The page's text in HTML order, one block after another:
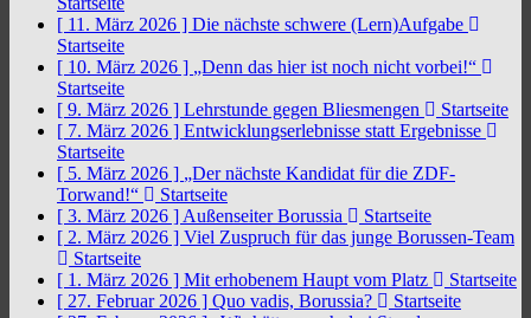
[ 11. März 2026 ] Die nächste schwere (Lern)Aufgabe
Startseite
[ 10. März 2026 ] „Denn das hier ist noch nicht vorbei!“
Startseite
[ 9. März 2026 ] Lehrstunde gegen Bliesmengen
Startseite
[ 7. März 2026 ] Entwicklungserlebnisse statt Ergebnisse
Startseite
[ 5. März 2026 ] „Der nächste Kandidat für die ZDF-
Torwand!“
Startseite
[ 3. März 2026 ] Außenseiter Borussia
Startseite
[ 2. März 2026 ] Viel Zuspruch für das junge Borussen-Team
Startseite
[ 1. März 2026 ] Mit erhobenem Haupt vom Platz
Startseite
[ 27. Februar 2026 ] Quo vadis, Borussia?
Startseite